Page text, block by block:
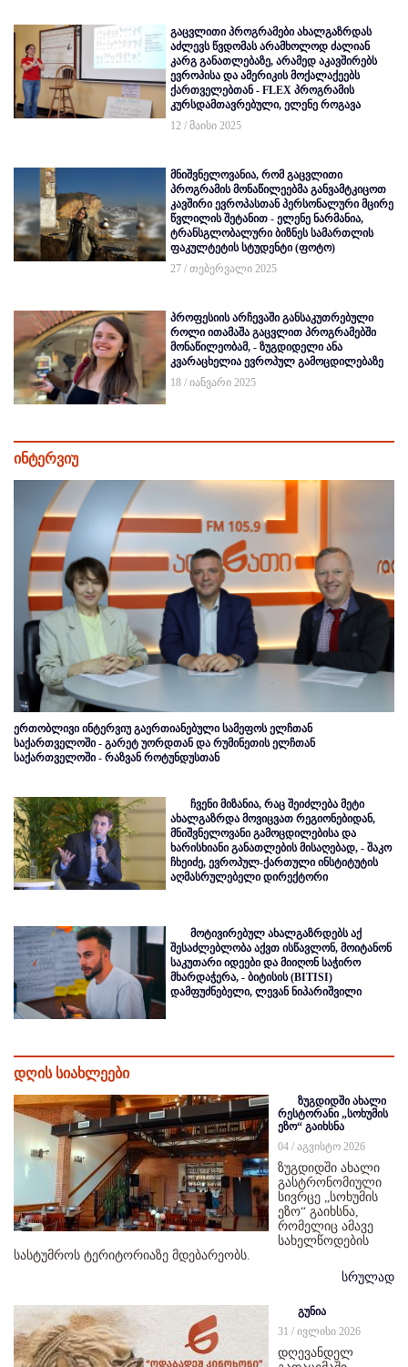
გაცვლითი პროგრამები ახალგაზრდას
აძლევს წვდომას არამხოლოდ ძალიან
კარგ განათლებაზე, არამედ აკავშირებს
ევროპისა და ამერიკის მოქალაქეებს
ქართველებთან - FLEX პროგრამის
კურსდამთავრებული, ელენე როგავა
12 / მაისი 2025
მნიშვნელოვანია, რომ გაცვლითი
პროგრამის მონაწილეებმა განვამტკიცოთ
კავშირი ევროპასთან პერსონალური მცირე
წვლილის შეტანით - ელენე ნარმანია,
ტრანსგლობალური ბიზნეს სამართლის
ფაკულტეტის სტუდენტი (ფოტო)
27 / თებერვალი 2025
პროფესიის არჩევაში განსაკუთრებული
როლი ითამაშა გაცვლით პროგრამებში
მონაწილეობამ, - ზუგდიდელი ანა
კვარაცხელია ევროპულ გამოცდილებაზე
18 / იანვარი 2025
ინტერვიუ
ერთობლივი ინტერვიუ გაერთიანებული სამეფოს ელჩთან
საქართველოში - გარეტ უორდთან და რუმინეთის ელჩთან
საქართველოში - რაზვან როტუნდუსთან
ჩვენი მიზანია, რაც შეიძლება მეტი
ახალგაზრდა მოვიცვათ რეგიონებიდან,
მნიშვნელოვანი გამოცდილებისა და
ხარისხიანი განათლების მისაღებად, - შაკო
ჩხეიძე, ევროპულ-ქართული ინსტიტუტის
აღმასრულებელი დირექტორი
მოტივირებულ ახალგაზრდებს აქ
შესაძლებლობა აქვთ ისწავლონ, მოიტანონ
საკუთარი იდეები და მიიღონ საჭირო
მხარდაჭერა, - ბიტისის (BITISI)
დამფუძნებელი, ლევან ნიპარიშვილი
დღის სიახლეები
ზუგდიდში ახალი
რესტორანი „სოხუმის
ეზო“ გაიხსნა
04 / აგვისტო 2026
ზუგდიდში ახალი
გასტრონომიული
სივრცე „სოხუმის
ეზო“ გაიხსნა,
რომელიც ამავე
სახელწოდების
სასტუმროს ტერიტორიაზე მდებარეობს.
სრულად
გუნია
31 / ივლისი 2026
დღევანდელ